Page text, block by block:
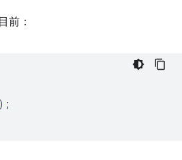
前：
);